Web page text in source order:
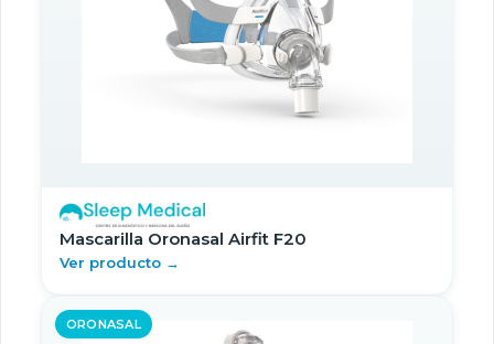
Mascarilla Oronasal Airfit F20
Ver producto →
ORONASAL